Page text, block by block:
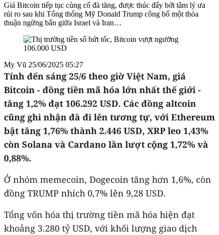
Giá Bitcoin tiếp tục củng cố đà tăng, được thúc đẩy bởi tâm lý ưa
rủi ro sau khi Tổng thống Mỹ Donald Trump công bố một thỏa
thuận ngừng bắn giữa Israel và Iran…
My Vũ 25/06/2025 05:27
Tính đến sáng 25/6 theo giờ Việt Nam, giá
Bitcoin - đồng tiền mã hóa lớn nhất thế giới -
tăng 1,2% đạt 106.292 USD. Các đồng altcoin
cũng ghi nhận đà đi lên tương tự, với Ethereum
bật tăng 1,76% thành 2.446 USD, XRP leo 1,43%
còn Solana và Cardano lần lượt cộng 1,72% và
0,88%.
Ở nhóm memecoin, Dogecoin tăng hơn 1,6%, còn
đồng TRUMP nhích 0,7% lên 9,28 USD.
Tổng vốn hóa thị trường tiền mã hóa hiện đạt
khoảng 3.280 tỷ USD, với khối lượng giao dịch